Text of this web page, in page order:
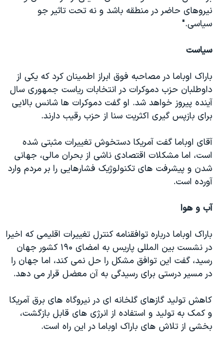
نیروهای حاضر در منطقه باشد و نه تحت تاثیر جو
سیاسی."
سیاست
باراک اوباما در مصاحبه فوق ابراز اطمینان کرد که یکی از
داوطلبان حزب دموکرات در انتخابات ریاست جمهوری سال
آینده پیروز خواهد شد. او گفت دموکرات ها شانس بالایی
برای بازپس گیری اکثریت سنا از حزب رقیب دارند.
آقای اوباما گفت آمریکا دستخوش تغییرات مثبتی شده
است، اما مشکلات اقتصادی ناشی از بحران مالی، جهانی
شدن و پیشرفت های تکنولوژیک فشارهایی را بر مردم وارد
آورده است.
آب و هوا
باراک اوباما درباره توافقنامه کنترل تغییرات اقلیمی که اخیرا
در نشست بین المللی پاریس به امضای ۱۹۰ کشور جهان
رسید، گفت این توافق مشکل را حل نمی کند، اما جهان را
در مسیر درستی برای رسیدگی به آن معضل قرار می دهد.
کاهش تولید گازهای گلخانه ای در نیروگاه های برق آمریکا
و کمک به تولید و استفاده از انرژی های قابل بازگشت،
بخشی از تلاش های باراک اوباما در این راه است.